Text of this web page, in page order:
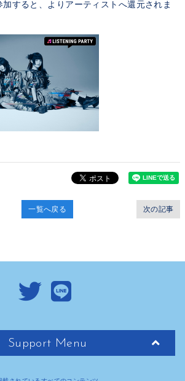
すると、よりアーティストへ還元されま
次の記事
一覧へ戻る
Support Menu